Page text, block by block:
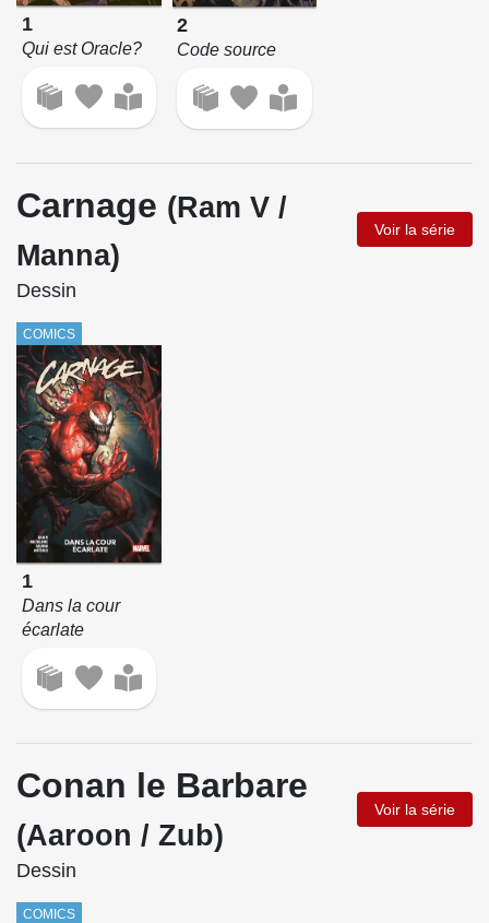
1
Qui est Oracle?
2
Code source
Carnage (Ram V /
Manna)
Voir la série
Dessin
COMICS
1
Dans la cour
écarlate
Conan le Barbare
(Aaroon / Zub)
Voir la série
Dessin
COMICS